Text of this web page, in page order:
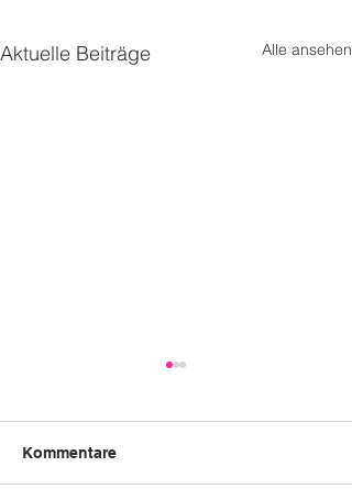
Aktuelle Beiträge Alle ansehen
Kommentare